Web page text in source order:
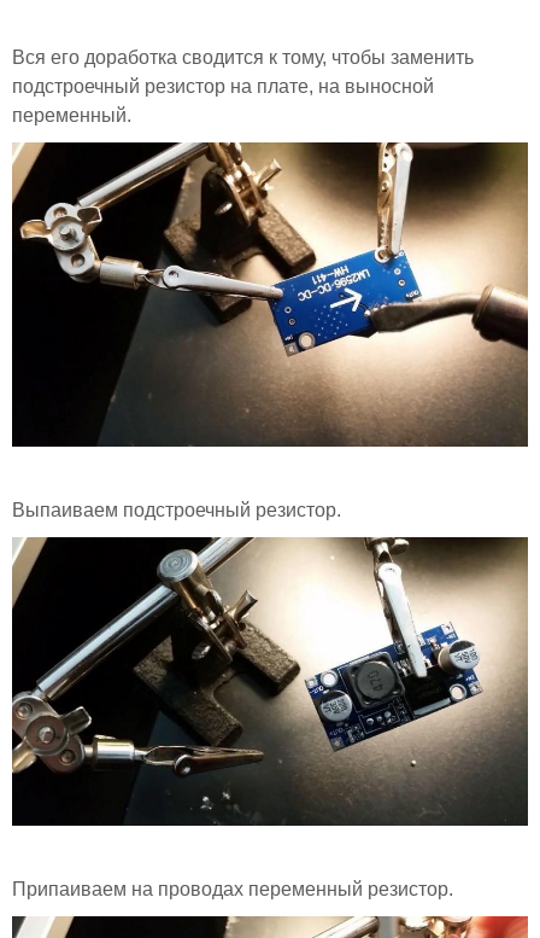
Вся его доработка сводится к тому, чтобы заменить
подстроечный резистор на плате, на выносной
переменный.
Выпаиваем подстроечный резистор.
Припаиваем на проводах переменный резистор.